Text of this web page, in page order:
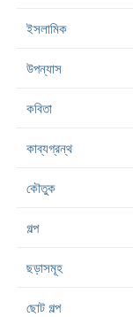
ইসলামিক
উপন্যাস
কবিতা
কাব্যগ্রন্থ
কৌতুক
গল্প
ছড়াসমূহ
ছোট গল্প